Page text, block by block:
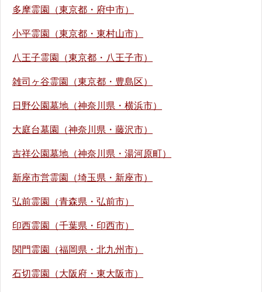
多摩霊園（東京都・府中市）
小平霊園（東京都・東村山市）
八王子霊園（東京都・八王子市）
雑司ヶ谷霊園（東京都・豊島区）
日野公園墓地（神奈川県・横浜市）
大庭台墓園（神奈川県・藤沢市）
吉祥公園墓地（神奈川県・湯河原町）
新座市営霊園（埼玉県・新座市）
弘前霊園（青森県・弘前市）
印西霊園（千葉県・印西市）
関門霊園（福岡県・北九州市）
石切霊園（大阪府・東大阪市）